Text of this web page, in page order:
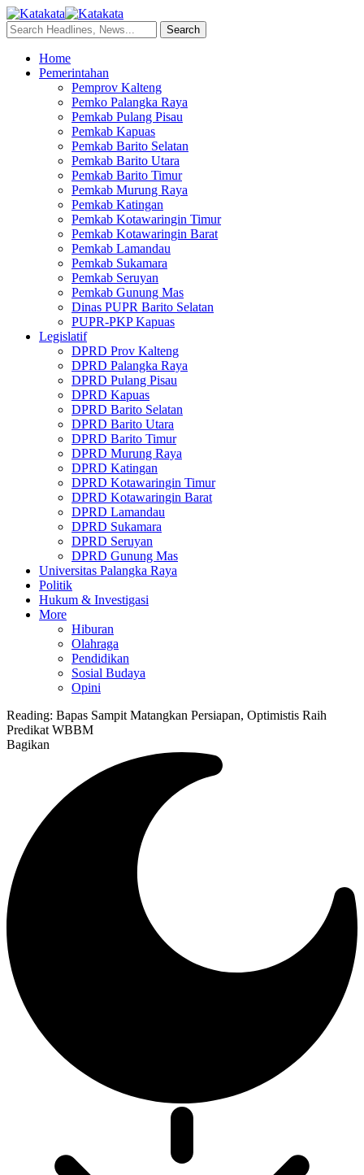
Home
Pemerintahan
Pemprov Kalteng
Pemko Palangka Raya
Pemkab Pulang Pisau
Pemkab Kapuas
Pemkab Barito Selatan
Pemkab Barito Utara
Pemkab Barito Timur
Pemkab Murung Raya
Pemkab Katingan
Pemkab Kotawaringin Timur
Pemkab Kotawaringin Barat
Pemkab Lamandau
Pemkab Sukamara
Pemkab Seruyan
Pemkab Gunung Mas
Dinas PUPR Barito Selatan
PUPR-PKP Kapuas
Legislatif
DPRD Prov Kalteng
DPRD Palangka Raya
DPRD Pulang Pisau
DPRD Kapuas
DPRD Barito Selatan
DPRD Barito Utara
DPRD Barito Timur
DPRD Murung Raya
DPRD Katingan
DPRD Kotawaringin Timur
DPRD Kotawaringin Barat
DPRD Lamandau
DPRD Sukamara
DPRD Seruyan
DPRD Gunung Mas
Universitas Palangka Raya
Politik
Hukum & Investigasi
More
Hiburan
Olahraga
Pendidikan
Sosial Budaya
Opini
Reading: Bapas Sampit Matangkan Persiapan, Optimistis Raih
Predikat WBBM
Bagikan